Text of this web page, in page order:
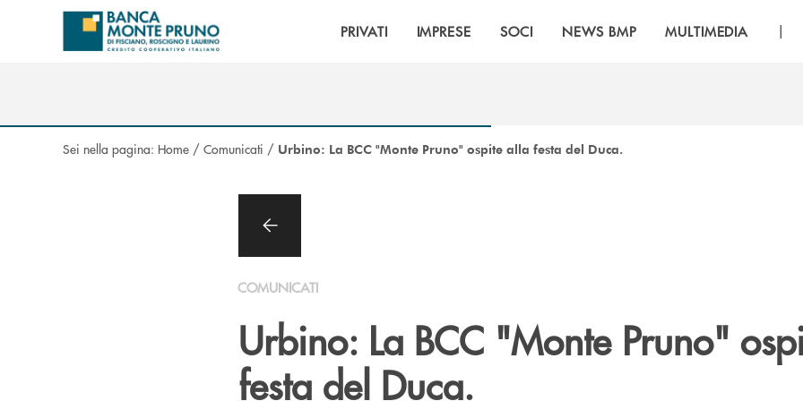
Salta al contenuto principale
PRIVATI IMPRESE SOCI NEWS BMP MULTIMEDIA |
Sei nella pagina: Home / Comunicati / Urbino: La BCC "Monte Pruno" ospite alla festa del Duca.
COMUNICATI
Urbino: La BCC "Monte Pruno"
festa del Duca.